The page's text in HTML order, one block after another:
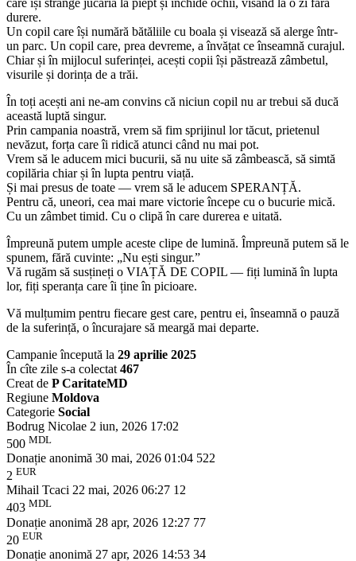
durere.
Un copil care își numără bătăliile cu boala și visează să alerge într-
un parc. Un copil care, prea devreme, a învățat ce înseamnă curajul.
Chiar și în mijlocul suferinței, acești copii își păstrează zâmbetul,
visurile și dorința de a trăi.
În toți acești ani ne-am convins că niciun copil nu ar trebui să ducă
această luptă singur.
Prin campania noastră, vrem să fim sprijinul lor tăcut, prietenul
nevăzut, forța care îi ridică atunci când nu mai pot.
Vrem să le aducem mici bucurii, să nu uite să zâmbească, să simtă
copilăria chiar și în lupta pentru viață.
Și mai presus de toate — vrem să le aducem SPERANȚĂ.
Pentru că, uneori, cea mai mare victorie începe cu o bucurie mică.
Cu un zâmbet timid. Cu o clipă în care durerea e uitată.
Împreună putem umple aceste clipe de lumină. Împreună putem să le
spunem, fără cuvinte: „Nu ești singur.”
Vă rugăm să susțineți o VIAȚĂ DE COPIL — fiți lumină în lupta
lor, fiți speranța care îi ține în picioare.
Vă mulțumim pentru fiecare gest care, pentru ei, înseamnă o pauză
de la suferință, o încurajare să meargă mai departe.
Campanie începută la 29 aprilie 2025
În cîte zile s-a colectat 467
Creat de P CaritateMD
Regiune Moldova
Categorie Social
Bodrug Nicolae 2 iun, 2026 17:02
500 MDL
Donație anonimă 30 mai, 2026 01:04 522
2 EUR
Mihail Tcaci 22 mai, 2026 06:27 12
403 MDL
Donație anonimă 28 apr, 2026 12:27 77
20 EUR
Donație anonimă 27 apr, 2026 14:53 34